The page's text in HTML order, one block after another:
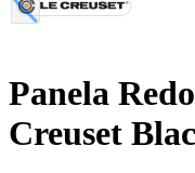
Panela
Creuset